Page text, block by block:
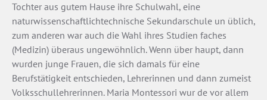
Tochter aus gutem Hause ihre Schulwahl, eine
naturwissenschaftlich­technische Sekundarschule un­ üblich,
zum anderen war auch die Wahl ihres Studien­ faches
(Medizin) überaus ungewöhnlich. Wenn über­ haupt, dann
wurden junge Frauen, die sich damals für eine
Berufstätigkeit entschieden, Lehrerinnen und dann zumeist
Volksschullehrerinnen. Maria Montessori wur­ de vor allem